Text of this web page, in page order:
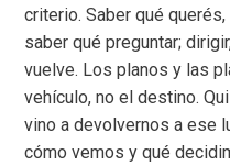
criterio. Saber qué
saber qué preguntar;
vuelve. Los planos y las
vehículo, no el destino.
vino a devolvernos a ese
cómo vemos y qué